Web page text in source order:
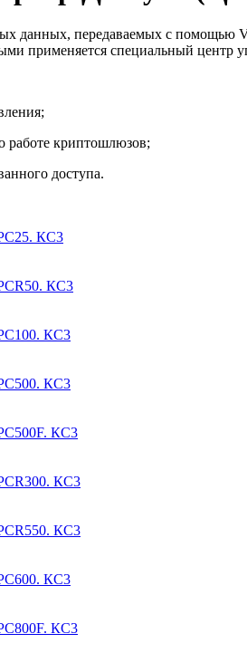
данных, передаваемых с помощью
применяется специальный
работе криптошлюзов;
доступа.
КС3
КС3
КС3
КС3
КС3
КС3
КС3
КС3
КС3